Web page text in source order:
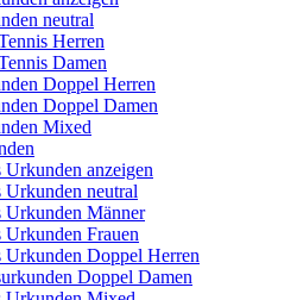
neutral
Herren
Damen
Doppel Herren
Doppel Damen
Mixed
Urkunden anzeigen
Urkunden neutral
Urkunden Männer
Urkunden Frauen
Urkunden Doppel Herren
Doppel Damen